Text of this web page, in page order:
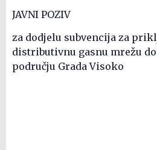
JAVNI POZIV
za dodjelu subvencija za
distributivnu gasnu mrežu
području Grada Visoko